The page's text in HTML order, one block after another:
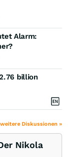
Alarm:
billion
weitere Diskussionen »
Nikola